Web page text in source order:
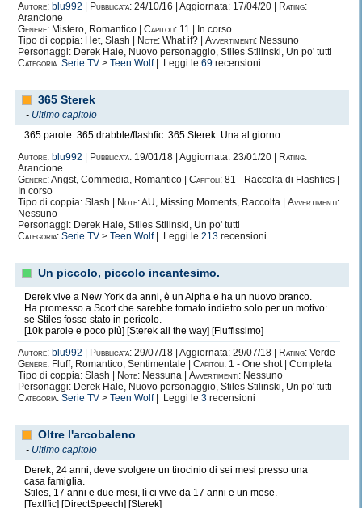
Autore: blu992 Pubblicata: 24/10/16 | Aggiornata: 17/04/20 |
Rating:
Arancione
Genere: Mistero, Romantico | Capitoli: 11 | In corso
Tipo di coppia: Het, Slash |
Note: What if? | Avvertimenti: Nessuno
Personaggi: Derek Hale, Nuovo personaggio, Stiles Stilinski, Un po' tutti
Categoria: Serie TV > Teen Wolf| Leggi le 69 recensioni
365 Sterek
- Ultimo capitolo
365 parole. 365 drabble/flashfic. 365 Sterek. Una al giorno.
Autore: blu992 Pubblicata: 19/01/18 | Aggiornata: 23/01/20 |
Rating:
Arancione
Genere:Angst, Commedia, Romantico | Capitoli: 81 - Raccolta di Flashfics |
In corso
Tipo di coppia: Slash |
Note:AU, Missing Moments, Raccolta | Avvertimenti:
Nessuno
Personaggi: Derek Hale, Stiles Stilinski, Un po' tutti
Categoria: Serie TV > Teen Wolf| Leggi le 213 recensioni
Un piccolo, piccolo incantesimo.
Derek vive a New York da anni, è un Alpha e ha un nuovo branco.
Ha promesso a Scott che sarebbe tornato indietro solo per un motivo:
se Stiles fosse stato in pericolo.
[10k parole e poco più] [Sterek all the way] [Fluffissimo]
Autore: blu992 Pubblicata: 29/07/18 | Aggiornata: 29/07/18 | Rating: Verde
Genere: Fluff, Romantico, Sentimentale | Capitoli: 1 - One shot | Completa
Tipo di coppia: Slash |
Note: Nessuna | Avvertimenti: Nessuno
Personaggi: Derek Hale, Nuovo personaggio, Stiles Stilinski, Un po' tutti
Categoria: Serie TV > Teen Wolf| Leggi le 3 recensioni
Oltre l'arcobaleno
- Ultimo capitolo
Derek, 24 anni, deve svolgere un tirocinio di sei mesi presso una
casa famiglia.
Stiles, 17 anni e due mesi, lì ci vive da 17 anni e un mese.
[Text!fic] [DirectSpeech] [Sterek]